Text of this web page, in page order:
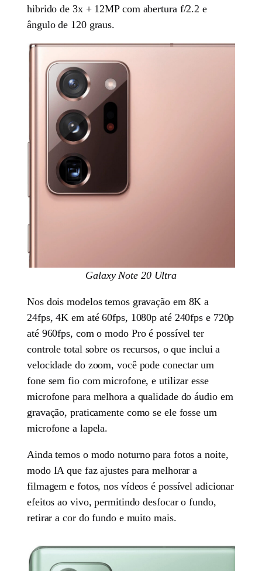
hibrido de 3x + 12MP com abertura f/2.2 e
ângulo de 120 graus.
Galaxy Note 20 Ultra
Nos dois modelos temos gravação em 8K a
24fps, 4K em até 60fps, 1080p até 240fps e 720p
até 960fps, com o modo Pro é possível ter
controle total sobre os recursos, o que inclui a
velocidade do zoom, você pode conectar um
fone sem fio com microfone, e utilizar esse
microfone para melhora a qualidade do áudio em
gravação, praticamente como se ele fosse um
microfone a lapela.
Ainda temos o modo noturno para fotos a noite,
modo IA que faz ajustes para melhorar a
filmagem e fotos, nos vídeos é possível adicionar
efeitos ao vivo, permitindo desfocar o fundo,
retirar a cor do fundo e muito mais.